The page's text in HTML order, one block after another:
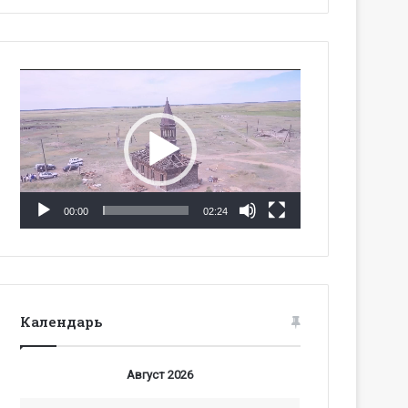
00:00 02:24
Календарь
Август 2026